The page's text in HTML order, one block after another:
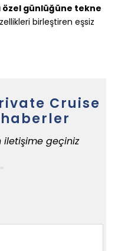
özel günlüğüne tekne
birleştiren eşsiz
Cruise
iletişime geçiniz